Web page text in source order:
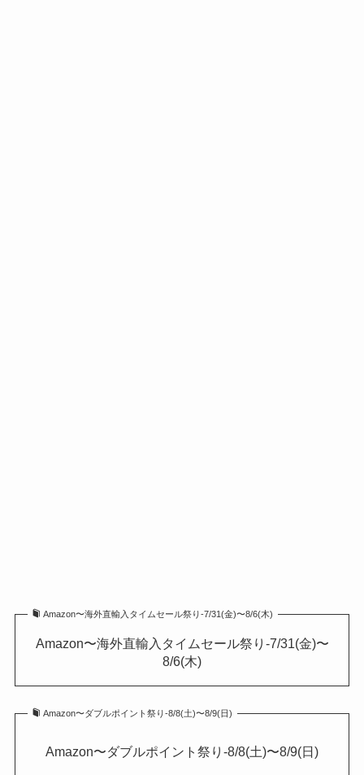
Amazon〜海外直輸入タイムセール祭り-7/31(金)〜8/6(木)
Amazon〜海外直輸入タイムセール祭り-7/31(金)〜
8/6(木)
Amazon〜ダブルポイント祭り-8/8(土)〜8/9(日)
Amazon〜ダブルポイント祭り-8/8(土)〜8/9(日)